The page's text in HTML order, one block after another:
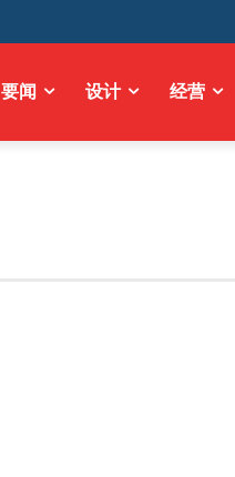
要闻 设计 经营